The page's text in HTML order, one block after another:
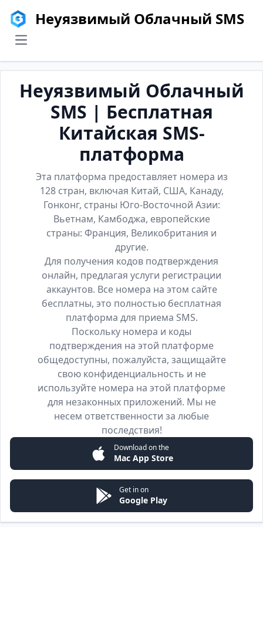
Неуязвимый Облачный SMS
menu
Неуязвимый Облачный
SMS | Бесплатная
Китайская SMS-
платформа
Эта платформа предоставляет номера из
128 стран, включая Китай, США, Канаду,
Гонконг, страны Юго-Восточной Азии:
Вьетнам, Камбоджа, европейские
страны: Франция, Великобритания и
другие.
Для получения кодов подтверждения
онлайн, предлагая услуги регистрации
аккаунтов. Все номера на этом сайте
бесплатны, это полностью бесплатная
платформа для приема SMS.
Поскольку номера и коды
подтверждения на этой платформе
общедоступны, пожалуйста, защищайте
свою конфиденциальность и не
используйте номера на этой платформе
для незаконных приложений. Мы не
несем ответственности за любые
последствия!
Download on the
Mac App Store
Get in on
Google Play